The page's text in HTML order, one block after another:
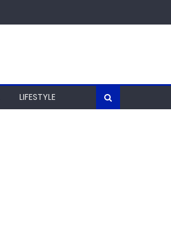
LIFESTYLE